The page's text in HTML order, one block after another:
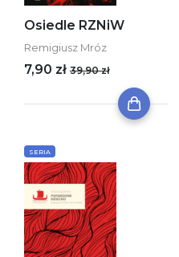
Osiedle RZNiW
Remigiusz Mróz
7,90 zł 39,90 zł
SERIA